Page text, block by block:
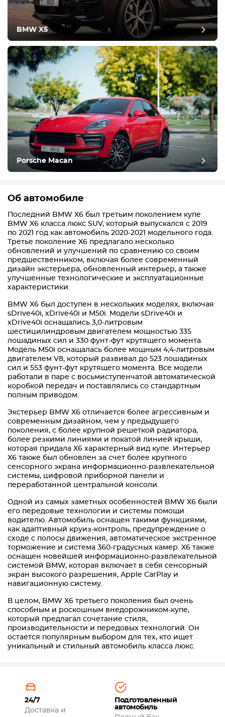
BMW X5
Porsche Macan
Об автомобиле
Последний BMW X6 был третьим поколением купе
BMW X6 класса люкс SUV, который выпускался с 2019
по 2021 год как автомобиль 2020-2021 модельного года.
Третье поколение X6 предлагало несколько
обновлений и улучшений по сравнению со своим
предшественником, включая более современный
дизайн экстерьера, обновленный интерьер, а также
улучшенные технологические и эксплуатационные
характеристики.
BMW X6 был доступен в нескольких моделях, включая
sDrive40i, xDrive40i и M50i. Модели sDrive40i и
xDrive40i оснащались 3,0-литровым
шестицилиндровым двигателем мощностью 335
лошадиных сил и 330 фунт-фут крутящего момента.
Модель M50i оснащалась более мощным 4,4-литровым
двигателем V8, который развивал до 523 лошадиных
сил и 553 фунт-фут крутящего момента. Все модели
работали в паре с восьмиступенчатой автоматической
коробкой передач и поставлялись со стандартным
полным приводом.
Экстерьер BMW X6 отличается более агрессивным и
современным дизайном, чем у предыдущего
поколения, с более крупной решеткой радиатора,
более резкими линиями и покатой линией крыши,
которая придала X6 характерный вид купе. Интерьер
X6 также был обновлен за счет более крупного
сенсорного экрана информационно-развлекательной
системы, цифровой приборной панели и
переработанной центральной консоли.
Одной из самых заметных особенностей BMW X6 были
его передовые технологии и системы помощи
водителю. Автомобиль оснащен такими функциями,
как адаптивный круиз-контроль, предупреждение о
сходе с полосы движения, автоматическое экстренное
торможение и система 360-градусных камер. X6 также
оснащен новейшей информационно-развлекательной
системой BMW, которая включает в себя сенсорный
экран высокого разрешения, Apple CarPlay и
навигационную систему.
В целом, BMW X6 третьего поколения был очень
способным и роскошным внедорожником-купе,
который предлагал сочетание стиля,
производительности и передовых технологий. Он
остается популярным выбором для тех, кто ищет
уникальный и стильный автомобиль класса люкс.
24/7
Доставка и
Подготовленный
автомобиль